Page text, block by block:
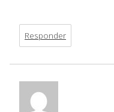
Responder